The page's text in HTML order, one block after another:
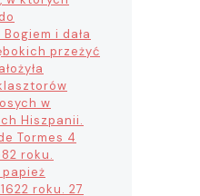
i dała
przeżyć
w
Hiszpanii.
Tormes 4
roku.
papież
roku. 27